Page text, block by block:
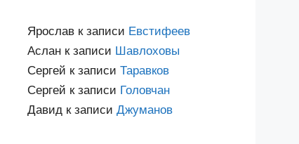
Ярослав к записи Евстифеев
Аслан к записи Шавлоховы
Сергей к записи Таравков
Сергей к записи Головчан
Давид к записи Джуманов